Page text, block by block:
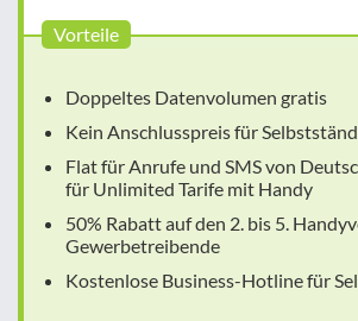
Vorteile
Doppeltes Datenvolumen gratis
Kein Anschlusspreis für
Flat für Anrufe und SMS von
für Unlimited Tarife mit Handy
50% Rabatt auf den 2. bis 5.
Gewerbetreibende
Kostenlose Business-Hotline für